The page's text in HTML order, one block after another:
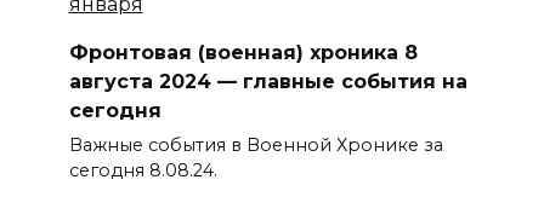
Фронтовая (военная) хроника 8
августа 2024 — главные события на
сегодня
Важные события в Военной Хронике за
сегодня 8.08.24.